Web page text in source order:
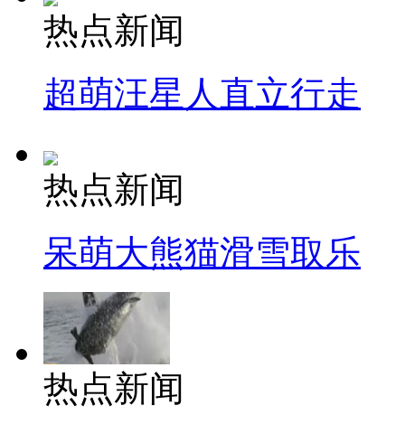
热点新闻
超萌汪星人直立行走
热点新闻
呆萌大熊猫滑雪取乐
热点新闻